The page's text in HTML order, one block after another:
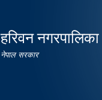
हरिवन नगरपालिका
नेपाल सरकार